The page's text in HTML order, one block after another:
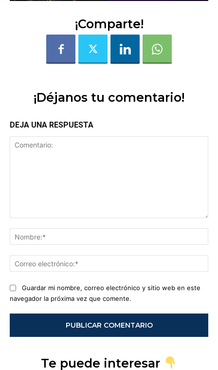
¡Comparte!
¡Déjanos tu comentario!
DEJA UNA RESPUESTA
Guardar mi nombre, correo electrónico y sitio web en este
navegador la próxima vez que comente.
Te puede interesar